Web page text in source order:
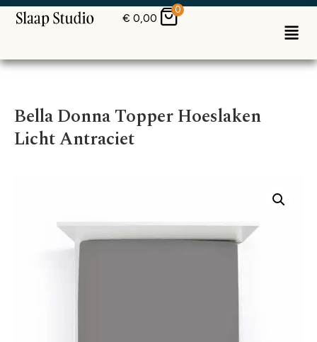
€ 0,00
0
Bella Donna Topper Hoeslaken
Licht Antraciet